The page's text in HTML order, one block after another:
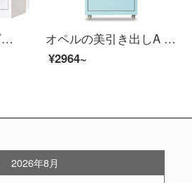
オペルのミニキャビネットのチェーストのキャビネットの鉄の皮のキャビネットの引き出しの資料の箱の書類棚のキャビネットの保管棚は6斗の下にあります。
オペルの美引き出しA 4ファイルの低いキャビネットの事務室の物の5階の斗の収納の箱の浅い青色
¥2964~
2026年8月